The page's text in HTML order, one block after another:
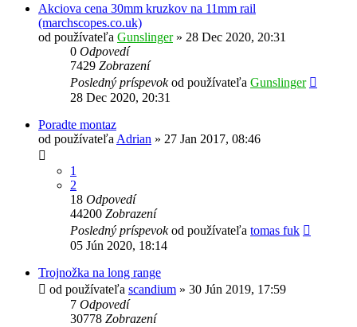
Akciova cena 30mm kruzkov na 11mm rail
(marchscopes.co.uk)
od používateľa Gunslinger» 28 Dec 2020, 20:31
0 Odpovedí
7429 Zobrazení
Posledný príspevokod používateľa Gunslinger
28 Dec 2020, 20:31
Poradte montaz
od používateľa Adrian » 27 Jan 2017, 08:46
1
2
18 Odpovedí
44200 Zobrazení
Posledný príspevokod používateľa tomas fuk
05 Jún 2020, 18:14
Trojnožka na long range
od používateľa scandium » 30 Jún 2019, 17:59
7 Odpovedí
30778 Zobrazení